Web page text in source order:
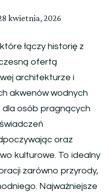
kwietnia, 2026
łączy historię z
ofertą
architekturze i
akwenów wodnych
dla osób pragnących
oraz
kulturowe. To idealny
zarówno przyrody,
Najważniejsze